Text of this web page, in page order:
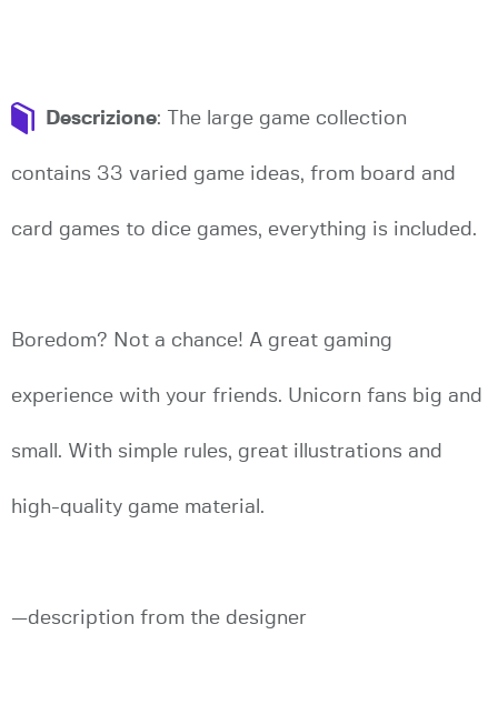
Descrizione: The large game collection
contains 33 varied game ideas, from board and
card games to dice games, everything is included.
Boredom? Not a chance! A great gaming
experience with your friends. Unicorn fans big and
small. With simple rules, great illustrations and
high-quality game material.
—description from the designer